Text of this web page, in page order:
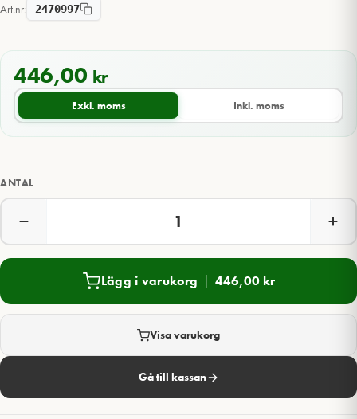
Art.nr: 2470997
446,00 kr
Exkl. moms Inkl. moms
ANTAL
Lägg i varukorg 446,00 kr
Visa varukorg
Gå till kassan